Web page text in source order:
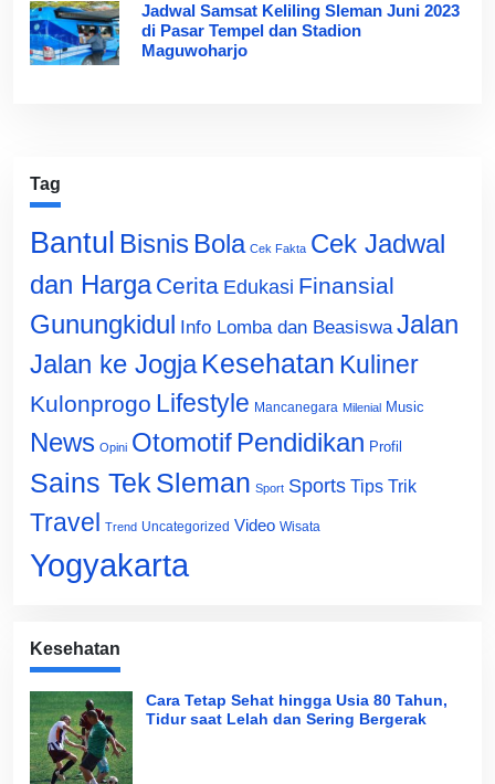
Jadwal Samsat Keliling Sleman Juni 2023
di Pasar Tempel dan Stadion
Maguwoharjo
Tag
Bantul Bisnis Bola Cek Fakta Cek Jadwal
dan Harga Cerita Edukasi Finansial
Gunungkidul Info Lomba dan Beasiswa Jalan
Jalan ke Jogja Kesehatan Kuliner
Kulonprogo Lifestyle Mancanegara Milenial Music
News Opini Otomotif Pendidikan Profil
Sains Tek Sleman Sport Sports Tips Trik
Travel Trend Uncategorized Video Wisata
Yogyakarta
Kesehatan
Cara Tetap Sehat hingga Usia 80 Tahun,
Tidur saat Lelah dan Sering Bergerak